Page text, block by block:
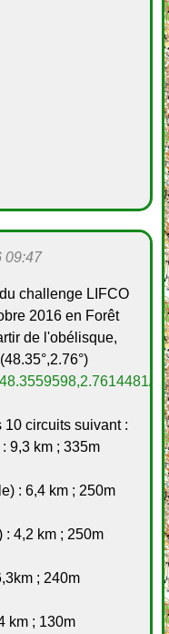
09:47
challenge LIFCO
2016 en Forêt
de l'obélisque,
10 circuits suivant :
9,3 km ; 335m
: 6,4 km ; 250m
: 4,2 km ; 250m
; 240m
km ; 130m